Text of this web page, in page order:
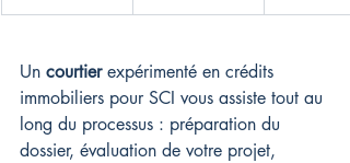
Un courtier expérimenté en crédits
immobiliers pour SCI vous assiste tout au
long du processus : préparation du
dossier, évaluation de votre projet,